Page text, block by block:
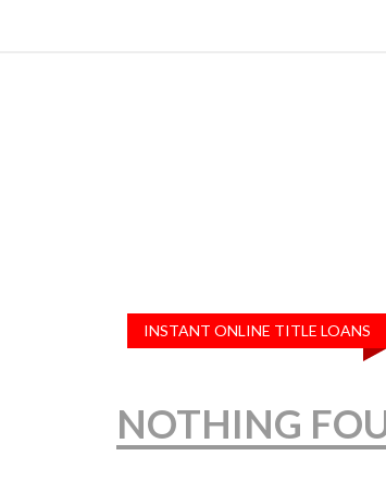
INSTANT ONLINE TITLE LOANS
NOTHING